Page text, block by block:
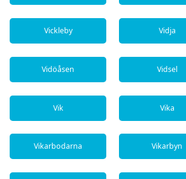
Vickleby Vidja
Vidöåsen Vidsel
Vik Vika
Vikarbodarna Vikarbyn